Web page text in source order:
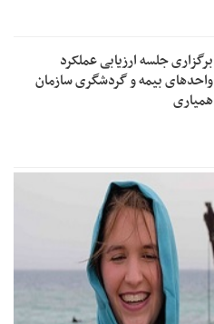
برگزاری جلسه ارزیابی عملکرد
واحدهای بیمه و گردشگری سازمان
همیاری